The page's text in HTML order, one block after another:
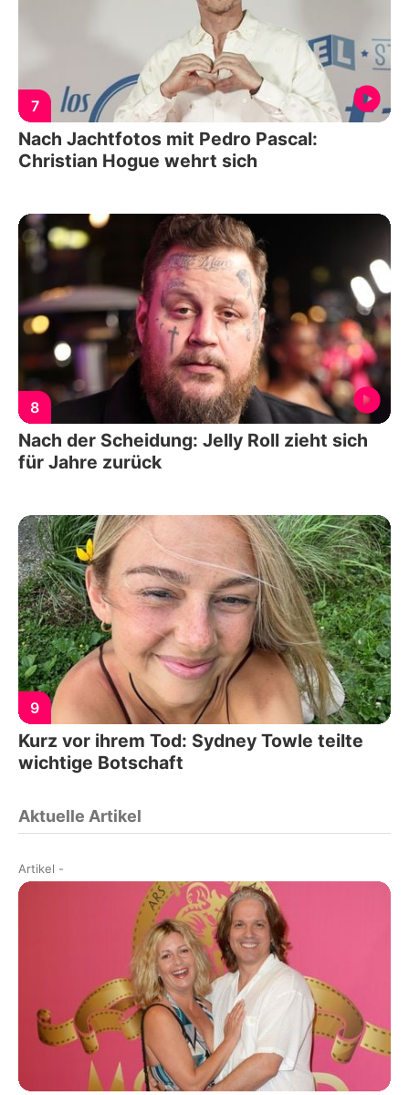
7
Nach Jachtfotos mit Pedro Pascal:
Christian Hogue wehrt sich
8
Nach der Scheidung: Jelly Roll zieht sich
für Jahre zurück
9
Kurz vor ihrem Tod: Sydney Towle teilte
wichtige Botschaft
Aktuelle Artikel
Artikel -